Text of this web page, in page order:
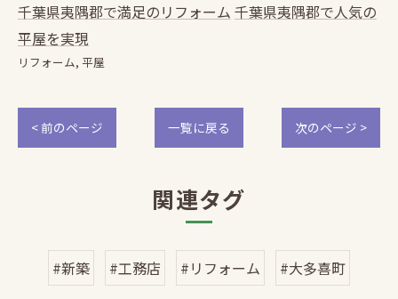
千葉県夷隅郡で満足のリフォーム 千葉県夷隅郡で人気の
平屋を実現
リフォーム 平屋
< 前のページ 一覧に戻る 次のページ >
関連タグ
#新築 #工務店 #リフォーム #大多喜町